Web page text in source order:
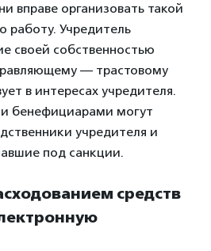
вправе организовать такой
работу. Учредитель
своей собственностью
— трастовому
в интересах учредителя.
бенефициарами могут
учредителя и
под санкции.
средств